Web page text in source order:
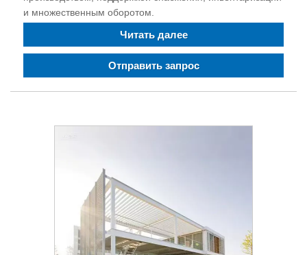
и множественным оборотом.
Читать далее
Отправить запрос